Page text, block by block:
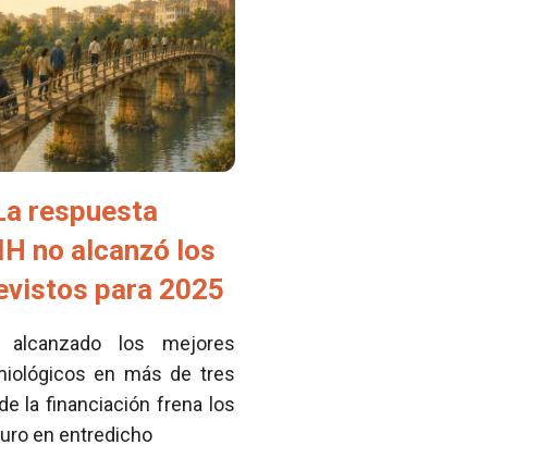
respuesta
no alcanzó los
para 2025
los mejores
en más de tres
la financiación frena los
en entredicho